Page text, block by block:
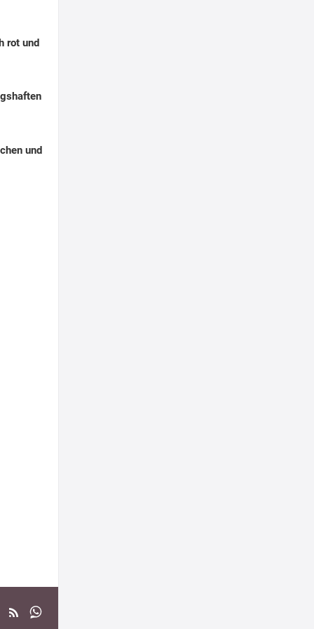
rot und
und